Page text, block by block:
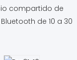
compartido de
de 10 a 30